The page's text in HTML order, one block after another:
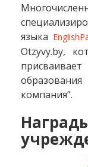
языка
Otzyvy.by,
компания”.